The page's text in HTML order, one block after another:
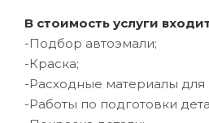
В стоимость услуги
-Подбор автоэмали;
-Краска;
-Расходные материалы для
-Работы по подготовки